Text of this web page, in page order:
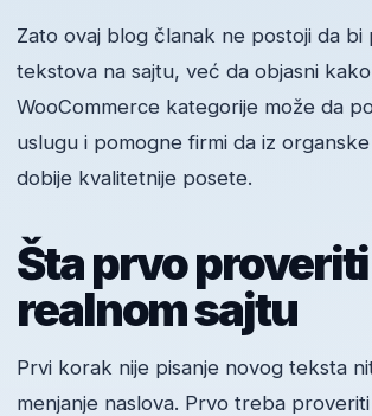
Zato ovaj blog članak ne postoji da bi
tekstova na sajtu, već da objasni kako
WooCommerce kategorije može da
uslugu i pomogne firmi da iz
dobije kvalitetnije posete.
Šta prvo
realnom sajtu
Prvi korak nije pisanje novog teksta
menjanje naslova. Prvo treba